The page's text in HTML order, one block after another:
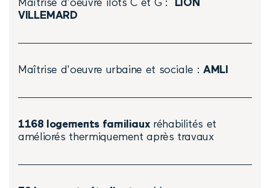
Maîtrise d'oeuvre îlots C et G :
LION
VILLEMARD
Maîtrise d'oeuvre urbaine et sociale : AMLI
1168 logements familiauxréhabilités et
améliorés thermiquement après travaux